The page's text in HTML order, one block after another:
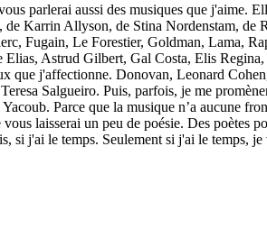
parlerai aussi des musiques que j'aime.
Karrin Allyson, de Stina Nordenstam, de
Fugain, Le Forestier, Goldman, Lama,
Elias, Astrud Gilbert, Gal Costa, Elis
que j'affectionne. Donovan, Leonard
Salgueiro. Puis, parfois, je me
Parce que la musique n’a aucune
laisserai un peu de poésie. Des poètes
si j'ai le temps. Seulement si j'ai le temps,